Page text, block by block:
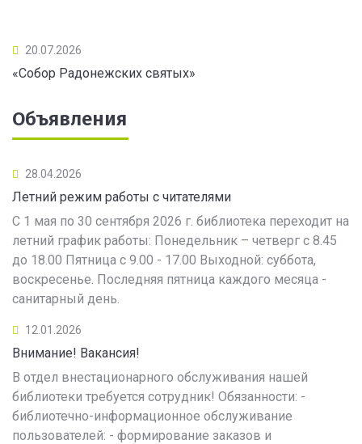
20.07.2026
«Собор Радонежских святых»
Объявления
28.04.2026
Летний режим работы с читателями
С 1 мая по 30 сентября 2026 г. библиотека переходит на
летний график работы: Понедельник – четверг с 8.45
до 18.00 Пятница с 9.00 - 17.00 Выходной: суббота,
воскресенье. Последняя пятница каждого месяца -
санитарный день.
12.01.2026
Внимание! Вакансия!
В отдел внестационарного обслуживания нашей
библиотеки требуется сотрудник! Обязанности: -
библиотечно-информационное обслуживание
пользователей: - формирование заказов и